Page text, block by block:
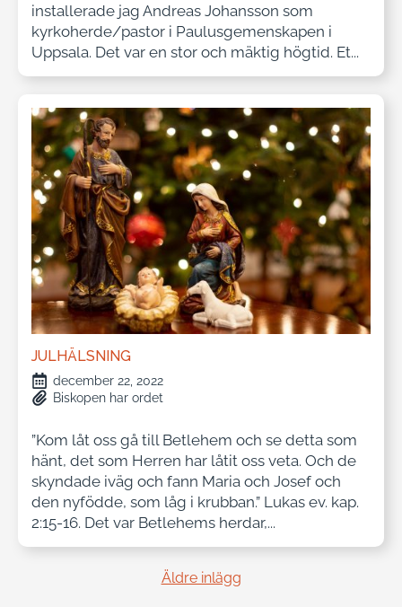
installerade jag Andreas Johansson som
kyrkoherde/pastor i Paulusgemenskapen i
Uppsala. Det var en stor och mäktig högtid. Et...
JULHÄLSNING
december 22, 2022
Biskopen har ordet
”Kom låt oss gå till Betlehem och se detta som
hänt, det som Herren har låtit oss veta. Och de
skyndade iväg och fann Maria och Josef och
den nyfödde, som låg i krubban.” Lukas ev. kap.
2:15-16. Det var Betlehems herdar,...
Äldre inlägg